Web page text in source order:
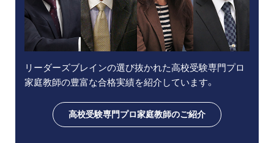
リーダーズブレインの選び抜かれた高校受験専門プロ
家庭教師の豊富な合格実績を紹介しています。
高校受験専門プロ家庭教師のご紹介